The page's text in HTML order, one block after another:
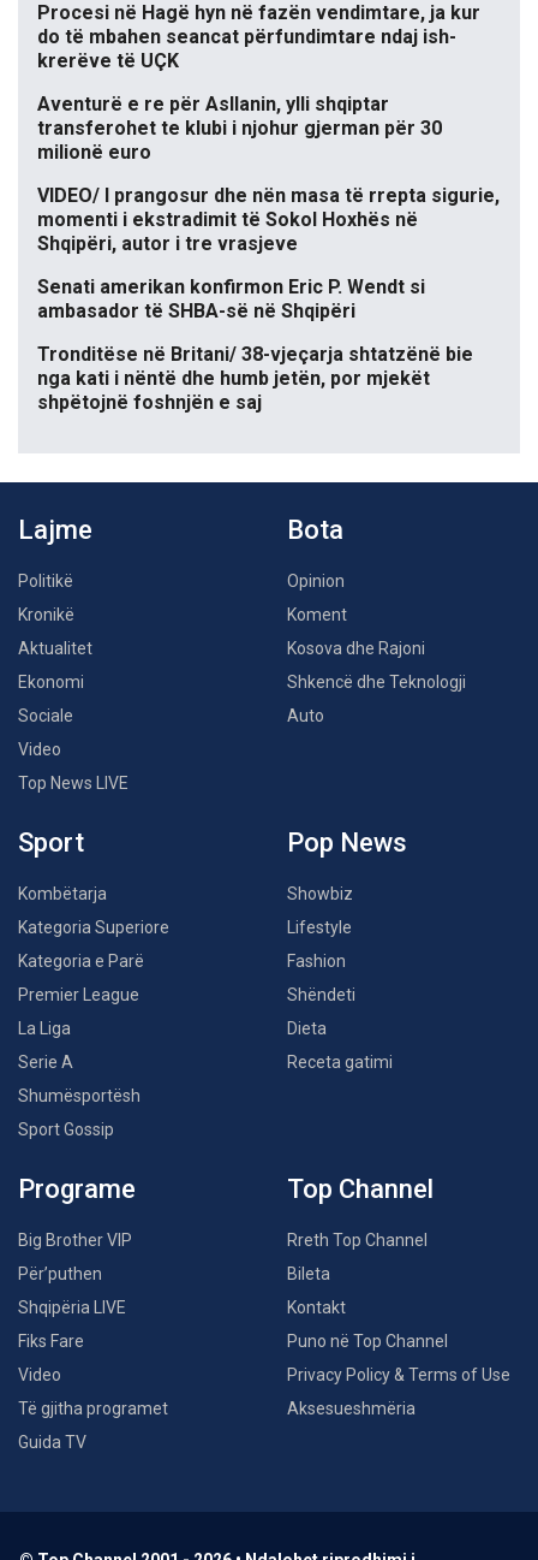
Procesi në Hagë hyn në fazën vendimtare, ja kur
do të mbahen seancat përfundimtare ndaj ish-
krerëve të UÇK
Aventurë e re për Asllanin, ylli shqiptar
transferohet te klubi i njohur gjerman për 30
milionë euro
VIDEO/ I prangosur dhe nën masa të rrepta sigurie,
momenti i ekstradimit të Sokol Hoxhës në
Shqipëri, autor i tre vrasjeve
Senati amerikan konfirmon Eric P. Wendt si
ambasador të SHBA-së në Shqipëri
Tronditëse në Britani/ 38-vjeçarja shtatzënë bie
nga kati i nëntë dhe humb jetën, por mjekët
shpëtojnë foshnjën e saj
Lajme
Politikë
Kronikë
Aktualitet
Ekonomi
Sociale
Video
Top News LIVE
Bota
Opinion
Koment
Kosova dhe Rajoni
Shkencë dhe Teknologji
Auto
Sport
Kombëtarja
Kategoria Superiore
Kategoria e Parë
Premier League
La Liga
Serie A
Shumësportësh
Sport Gossip
Pop News
Showbiz
Lifestyle
Fashion
Shëndeti
Dieta
Receta gatimi
Programe
Big Brother VIP
Për’puthen
Shqipëria LIVE
Fiks Fare
Video
Të gjitha programet
Guida TV
Top Channel
Rreth Top Channel
Bileta
Kontakt
Puno në Top Channel
Privacy Policy & Terms of Use
Aksesueshmëria